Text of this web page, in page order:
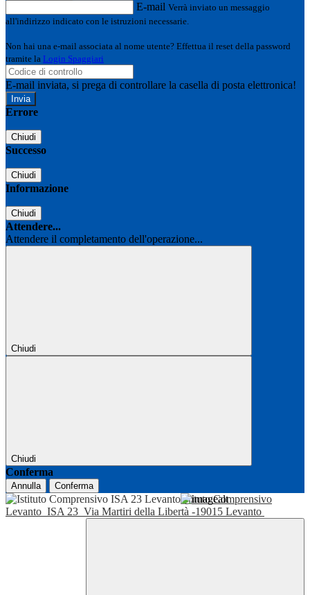
E-mail Verrà inviato un messaggio
all'indirizzo indicato con le istruzioni necessarie.
Non hai una e-mail associata al nome utente? Effettua il reset della password
tramite la Login Spaggiari
E-mail inviata, si prega di controllare la casella di posta elettronica!
Errore
Chiudi
Successo
Chiudi
Informazione
Chiudi
Attendere...
Attendere il completamento dell'operazione...
Chiudi
Chiudi
Conferma
Annulla Conferma
Istituto Comprensivo
Levanto ISA 23 Via Martiri della Libertà -19015 Levanto